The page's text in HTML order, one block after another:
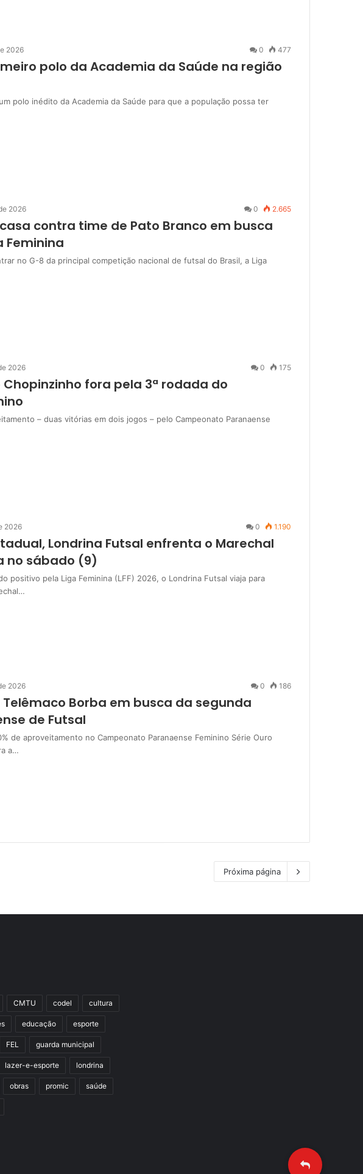
2026 0 477
polo da Academia da Saúde na região
polo inédito da Academia da Saúde para que a população possa ter
2026 0 2.665
contra time de Pato Branco em busca
Feminina
no G-8 da principal competição nacional de futsal do Brasil, a Liga
2026 0 175
fora pela 3ª rodada do
– duas vitórias em dois jogos – pelo Campeonato Paranaense
2026 0 1.190
Londrina Futsal enfrenta o Marechal
no sábado (9)
positivo pela Liga Feminina (LFF) 2026, o Londrina Futsal viaja para
2026 0 186
Borba em busca da segunda
de Futsal
de aproveitamento no Campeonato Paranaense Feminino Série Ouro
a…
Próxima página
CMTU codel cultura
educação esporte
FEL guarda municipal
lazer-e-esporte londrina
obras promic saúde